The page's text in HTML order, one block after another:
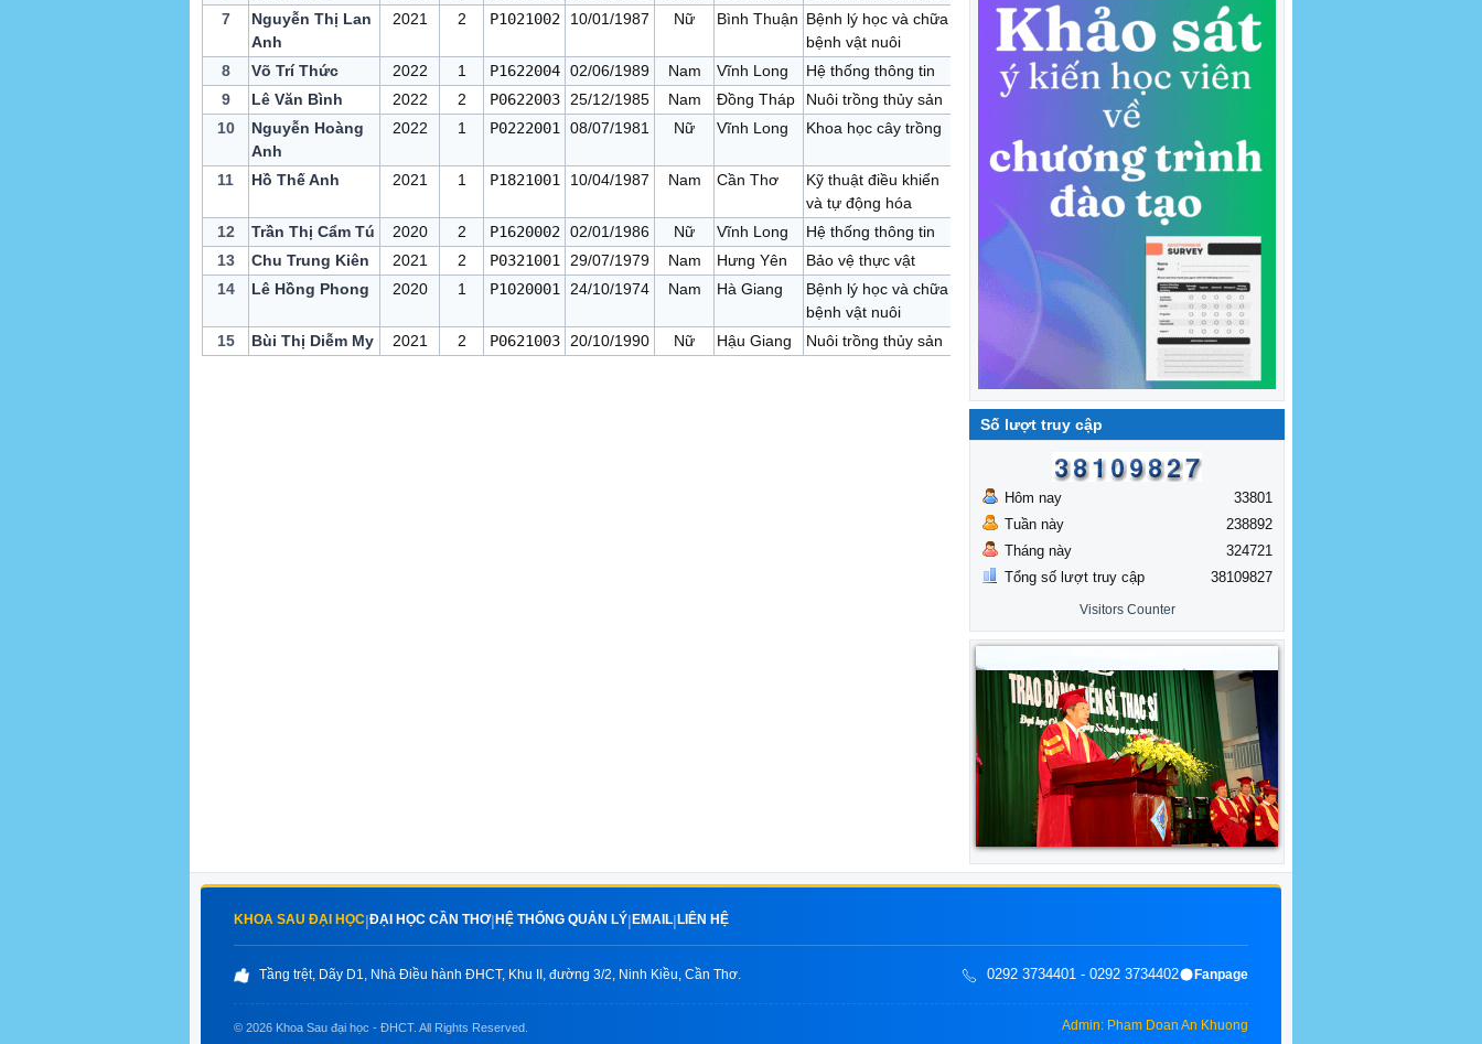
7
Nguyễn Thị Lan
Anh
2021 2 P1021002 10/01/1987 Nữ Bình Thuận Bệnh lý học và chữa
bệnh vật nuôi
8
Võ Trí Thức 2022 1 P1622004 02/06/1989 Nam Vĩnh Long
Hệ thống thông tin
9
Lê Văn Bình 2022 2 P0622003 25/12/1985 Nam Đồng Tháp
Nuôi trồng thủy sản
10
Nguyễn Hoàng
Anh
2022 1 P0222001 08/07/1981 Nữ Vĩnh Long Khoa học cây trồng
11 Hồ Thế Anh 2021 1 P1821001 10/04/1987 Nam Cần Thơ
Kỹ thuật điều khiển
và tự động hóa
12
Trần Thị Cẩm Tú 2020 2 P1620002 02/01/1986 Nữ Vĩnh Long
Hệ thống thông tin
13
Chu Trung Kiên 2021 2 P0321001 29/07/1979 Nam Hưng Yên
Bảo vệ thực vật
14
Lê Hồng Phong 2020 1 P1020001 24/10/1974 Nam Hà Giang
Bệnh lý học và chữa
bệnh vật nuôi
15
Bùi Thị Diễm My 2021 2 P0621003 20/10/1990 Nữ Hậu Giang Nuôi trồng thủy sản
Số lượt truy cập
Hôm nay
Tuần này
Tháng này
Tổng số lượt truy cập
33801
238892
324721
38109827
Visitors Counter
KHOA SAU ĐẠI HỌC ĐẠI HỌC CẦN THƠ| HỆ THỐNG QUẢN LÝ EMAIL LIÊN HỆ
Tầng trệt, Dãy D1, Nhà Điều hành ĐHCT, Khu II, đường 3/2, Ninh Kiều, Cần Thơ. 0292 3734401 - 0292 3734402 Fanpage
© 2026 Khoa Sau đại học - ĐHCT. All Rights Reserved. Admin: Pham Doan An Khuong